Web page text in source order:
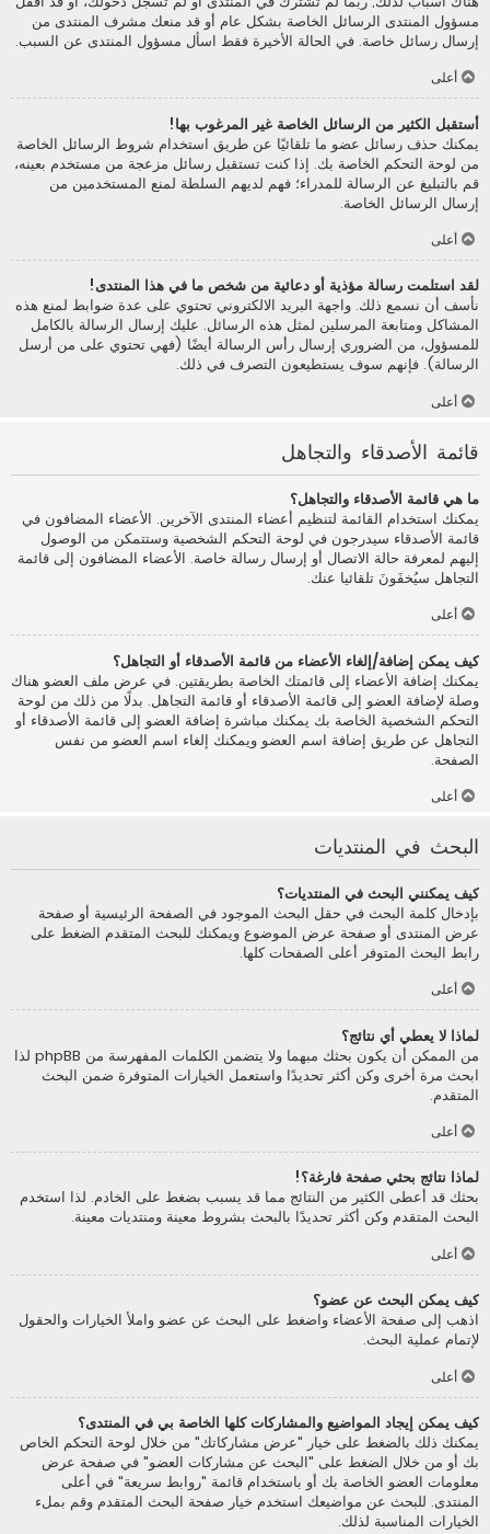
مسؤول المنتدى الرسائل الخاصة بشكل عام أو قد منعك مشرف المنتدى من
إرسال رسائل خاصة. في الحالة الأخيرة فقط اسأل مسؤول المنتدى عن السبب.
أعلى
أستقبل الكثير من الرسائل الخاصة غير المرغوب بها!
يمكنك حذف رسائل عضو ما تلقائيًا عن طريق استخدام شروط الرسائل الخاصة
من لوحة التحكم الخاصة بك. إذا كنت تستقبل رسائل مزعجة من مستخدم بعينه،
قم بالتبليغ عن الرسالة للمدراء؛ فهم لديهم السلطة لمنع المستخدمين من
إرسال الرسائل الخاصة.
أعلى
لقد استلمت رسالة مؤذية أو دعائية من شخص ما في هذا المنتدى!
نأسف أن نسمع ذلك. واجهة البريد الالكتروني تحتوي على عدة ضوابط لمنع هذه
المشاكل ومتابعة المرسلين لمثل هذه الرسائل. عليك إرسال الرسالة بالكامل
للمسؤول، من الضروري إرسال رأس الرسالة أيضًا (فهي تحتوي على من أرسل
الرسالة). فإنهم سوف يستطيعون التصرف في ذلك.
أعلى
قائمة الأصدقاء والتجاهل
ما هي قائمة الأصدقاء والتجاهل؟
يمكنك استخدام القائمة لتنظيم أعضاء المنتدى الآخرين. الأعضاء المضافون في
قائمة الأصدقاء سيدرجون في لوحة التحكم الشخصية وستتمكن من الوصول
إليهم لمعرفة حالة الاتصال أو إرسال رسالة خاصة. الأعضاء المضافون إلى قائمة
التجاهل سيُخفَونَ تلقائيا عنك.
أعلى
كيف يمكن إضافة/إلغاء الأعضاء من قائمة الأصدقاء أو التجاهل؟
يمكنك إضافة الأعضاء إلى قائمتك الخاصة بطريقتين. في عرض ملف العضو هناك
وصلة لإضافة العضو إلى قائمة الأصدقاء أو قائمة التجاهل. بدلًا من ذلك من لوحة
التحكم الشخصية الخاصة بك يمكنك مباشرة إضافة العضو إلى قائمة الأصدقاء أو
التجاهل عن طريق إضافة اسم العضو ويمكنك إلغاء اسم العضو من نفس
الصفحة.
أعلى
البحث في المنتديات
كيف يمكنني البحث في المنتديات؟
بإدخال كلمة البحث في حقل البحث الموجود في الصفحة الرئيسية أو صفحة
عرض المنتدى أو صفحة عرض الموضوع ويمكنك للبحث المتقدم الضغط على
رابط البحث المتوفر أعلى الصفحات كلها.
أعلى
لماذا لا يعطي أي نتائج؟
من الممكن أن يكون بحثك مبهما ولا يتضمن الكلمات المفهرسة من phpBB لذا
ابحث مرة أخرى وكن أكثر تحديدًا واستعمل الخيارات المتوفرة ضمن البحث
المتقدم.
أعلى
لماذا نتائج بحثي صفحة فارغة؟!
بحثك قد أعطى الكثير من النتائج مما قد يسبب بضغط على الخادم. لذا استخدم
البحث المتقدم وكن أكثر تحديدًا بالبحث بشروط معينة ومنتديات معينة.
أعلى
كيف يمكن البحث عن عضو؟
اذهب إلى صفحة الأعضاء واضغط على البحث عن عضو واملأ الخيارات والحقول
لإتمام عملية البحث.
أعلى
كيف يمكن إيجاد المواضيع والمشاركات كلها الخاصة بي في المنتدى؟
يمكنك ذلك بالضغط على خيار "عرض مشاركاتك" من خلال لوحة التحكم الخاص
بك أو من خلال الضغط على "البحث عن مشاركات العضو" في صفحة عرض
معلومات العضو الخاصة بك أو باستخدام قائمة "روابط سريعة" في أعلى
المنتدى. للبحث عن مواضيعك استخدم خيار صفحة البحث المتقدم وقم بملء
الخيارات المناسبة لذلك.